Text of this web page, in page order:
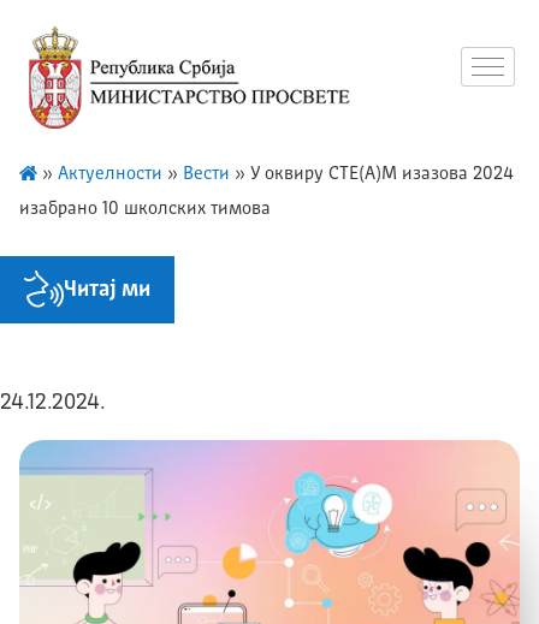
» Актуелности » Вести » У оквиру СТЕ(А)М изазова 2024
изабрано 10 школских тимова
Читај ми
24.12.2024.